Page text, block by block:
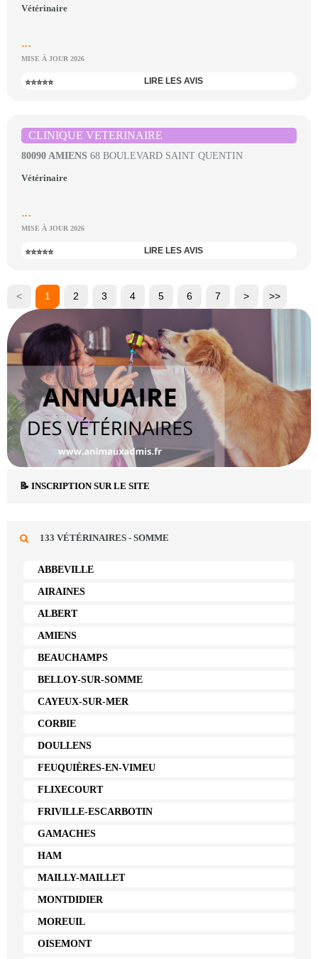
Vétérinaire
...
MISE À JOUR 2026
⭐⭐⭐⭐⭐ LIRE LES AVIS
CLINIQUE VETERINAIRE
80090 AMIENS 68 BOULEVARD SAINT QUENTIN
Vétérinaire
...
MISE À JOUR 2026
⭐⭐⭐⭐⭐ LIRE LES AVIS
< 1 2 3 4 5 6 7 > >>
📝 INSCRIPTION SUR LE SITE
133 VÉTÉRINAIRES - SOMME
ABBEVILLE
AIRAINES
ALBERT
AMIENS
BEAUCHAMPS
BELLOY-SUR-SOMME
CAYEUX-SUR-MER
CORBIE
DOULLENS
FEUQUIÈRES-EN-VIMEU
FLIXECOURT
FRIVILLE-ESCARBOTIN
GAMACHES
HAM
MAILLY-MAILLET
MONTDIDIER
MOREUIL
OISEMONT